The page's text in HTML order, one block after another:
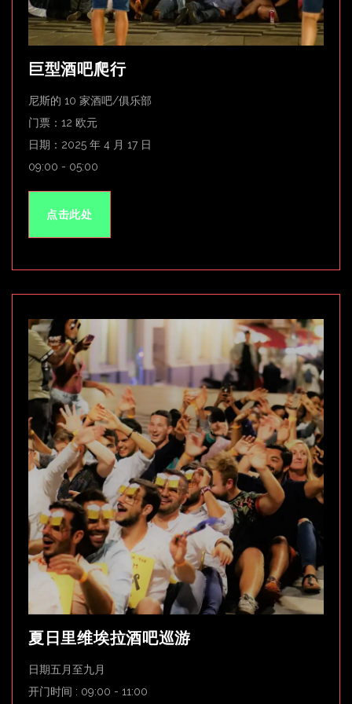
巨型酒吧爬行
尼斯的 10 家酒吧/俱乐部
门票：12 欧元
日期：2025 年 4 月 17 日
09:00 - 05:00
点击此处
夏日里维埃拉酒吧巡游
日期五月至九月
开门时间 : 09:00 - 11:00